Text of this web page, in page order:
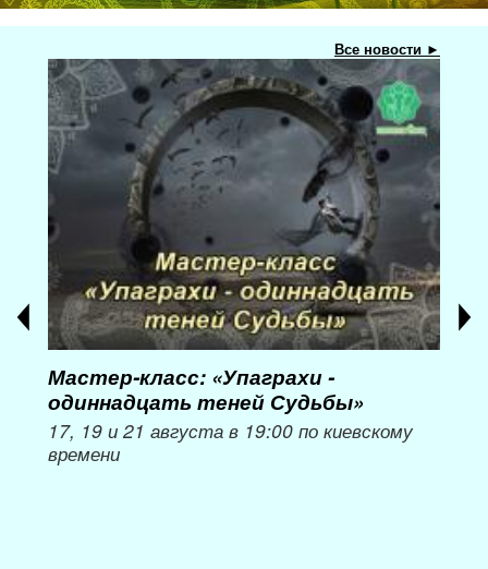
Все новости ►
Мастер-класс: «Упаграхи -
одиннадцать теней Судьбы»
17, 19 и 21 августа в 19:00 по киевскому
времени